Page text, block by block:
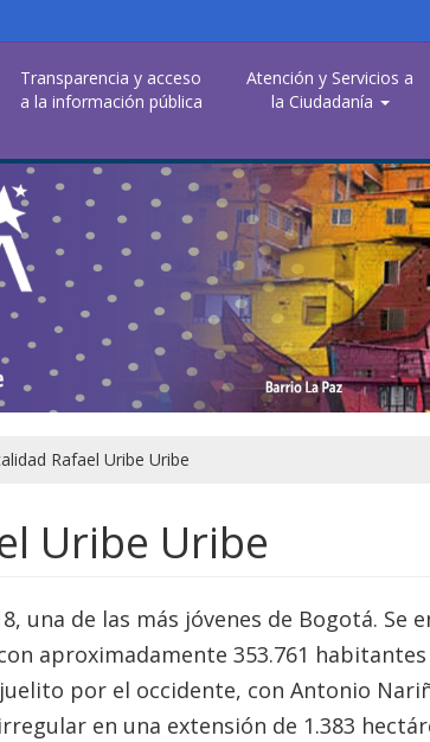
Transparencia y acceso
a la información pública
Atención y Servicios a
la Ciudadanía
Rafael Uribe Uribe
Uribe Uribe
una de las más jóvenes de Bogotá. Se
aproximadamente 353.761
por el occidente, con Antonio
en una extensión de 1.383